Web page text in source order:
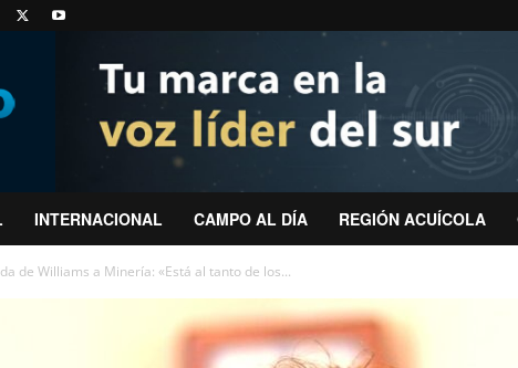
INTERNACIONAL CAMPO AL DÍA REGIÓN ACUÍCOLA
de Williams a Minería: «Está al tanto de los...